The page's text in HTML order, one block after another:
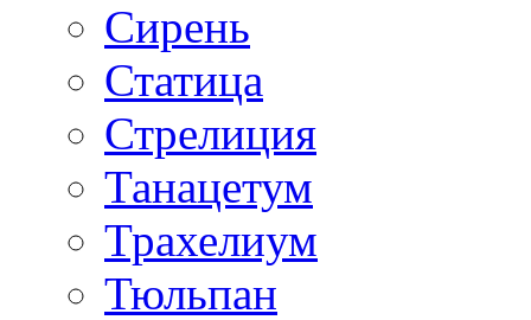
Сирень
Статица
Стрелиция
Танацетум
Трахелиум
Тюльпан